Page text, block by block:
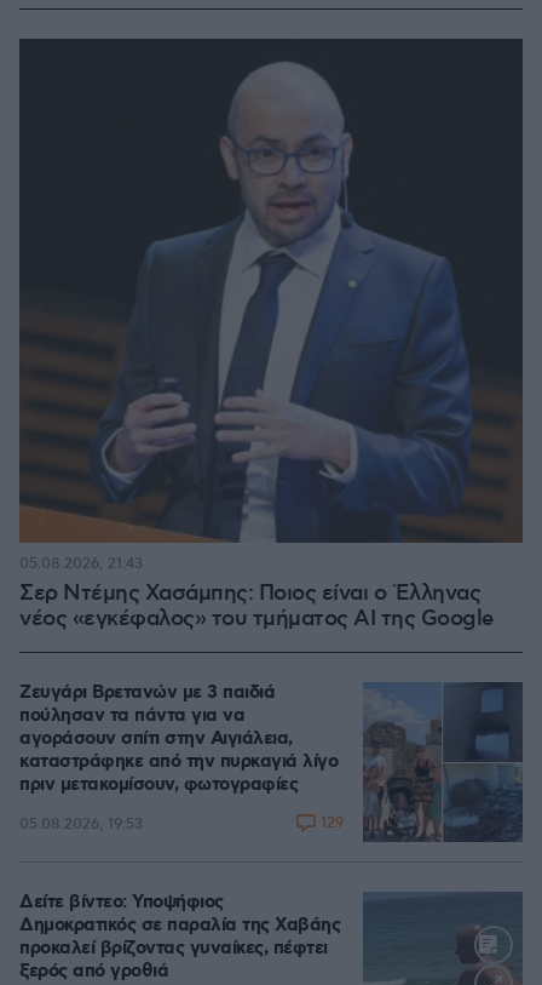
Σερ Ντέμης Χασάμπης: Ποιος είναι ο Έλληνας
νέος «εγκέφαλος» του τμήματος AI της Google
05.08.2026, 21:43
Ζευγάρι Βρετανών με 3 παιδιά
πούλησαν τα πάντα για να
αγοράσουν σπίτι στην Αιγιάλεια,
καταστράφηκε από την πυρκαγιά λίγο
πριν μετακομίσουν, φωτογραφίες
05.08.2026, 19:53 129
Δείτε βίντεο: Υποψήφιος
Δημοκρατικός σε παραλία της Χαβάης
προκαλεί βρίζοντας γυναίκες, πέφτει
ξερός από γροθιά